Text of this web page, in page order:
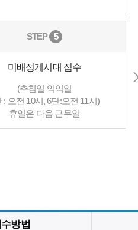
STEP 5
미배정게시대 접수
(추첨일 익익일
: 오전 10시, 6단:오전 11시)
휴일은 다음 근무일
방법